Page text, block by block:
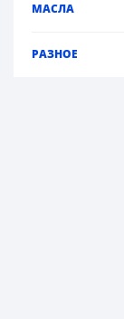
МАСЛА
РАЗНОЕ